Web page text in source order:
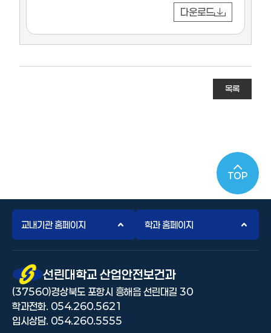
다운로드
목록
TOP
교내기관 홈페이지 학과 홈페이지
선린대 로고선린대학교 산업안전보건과
(37560)경상북도 포항시 흥해읍 선린대길 30
학과전화. 054.260.5621
입시상담. 054.260.5555